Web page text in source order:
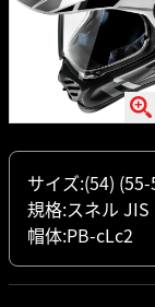
サイズ:(54)
規格:スネル JIS
帽体:PB-cLc2